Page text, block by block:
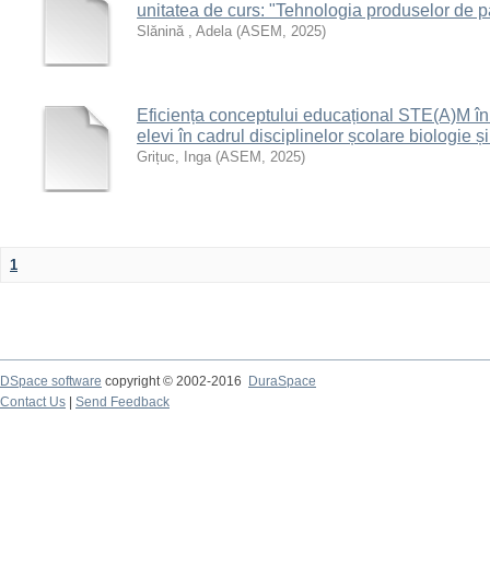
unitatea de curs: "Tehnologia produselor de
Slănină , Adela (ASEM , 2025)
Eficiența conceptului educațional STE(A)M
elevi în cadrul disciplinelor școlare biologie
Grițuc, Inga (ASEM , 2025)
1
DSpace software copyright © 2002-2016
DuraSpace
Contact Us
Send Feedback